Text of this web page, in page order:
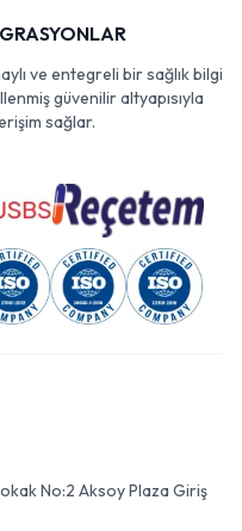
ve entegreli bir sağlık bilgi
güvenilir altyapısıyla
sağlar.
No:2 Aksoy Plaza Giriş